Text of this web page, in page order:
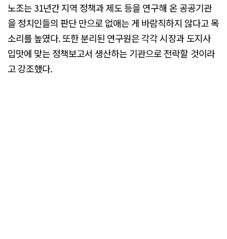
노조는 31년간 지역 정책과 제도 등을 연구해 온 공공기관
을 정치인들의 판단 만으로 없애는 게 바람직하지 않다고 목
소리를 높였다. 또한 분리된 연구원은 각각 시장과 도지사
입맛에 맞는 정책보고서 생산하는 기관으로 전락할 것이라
고 강조했다.